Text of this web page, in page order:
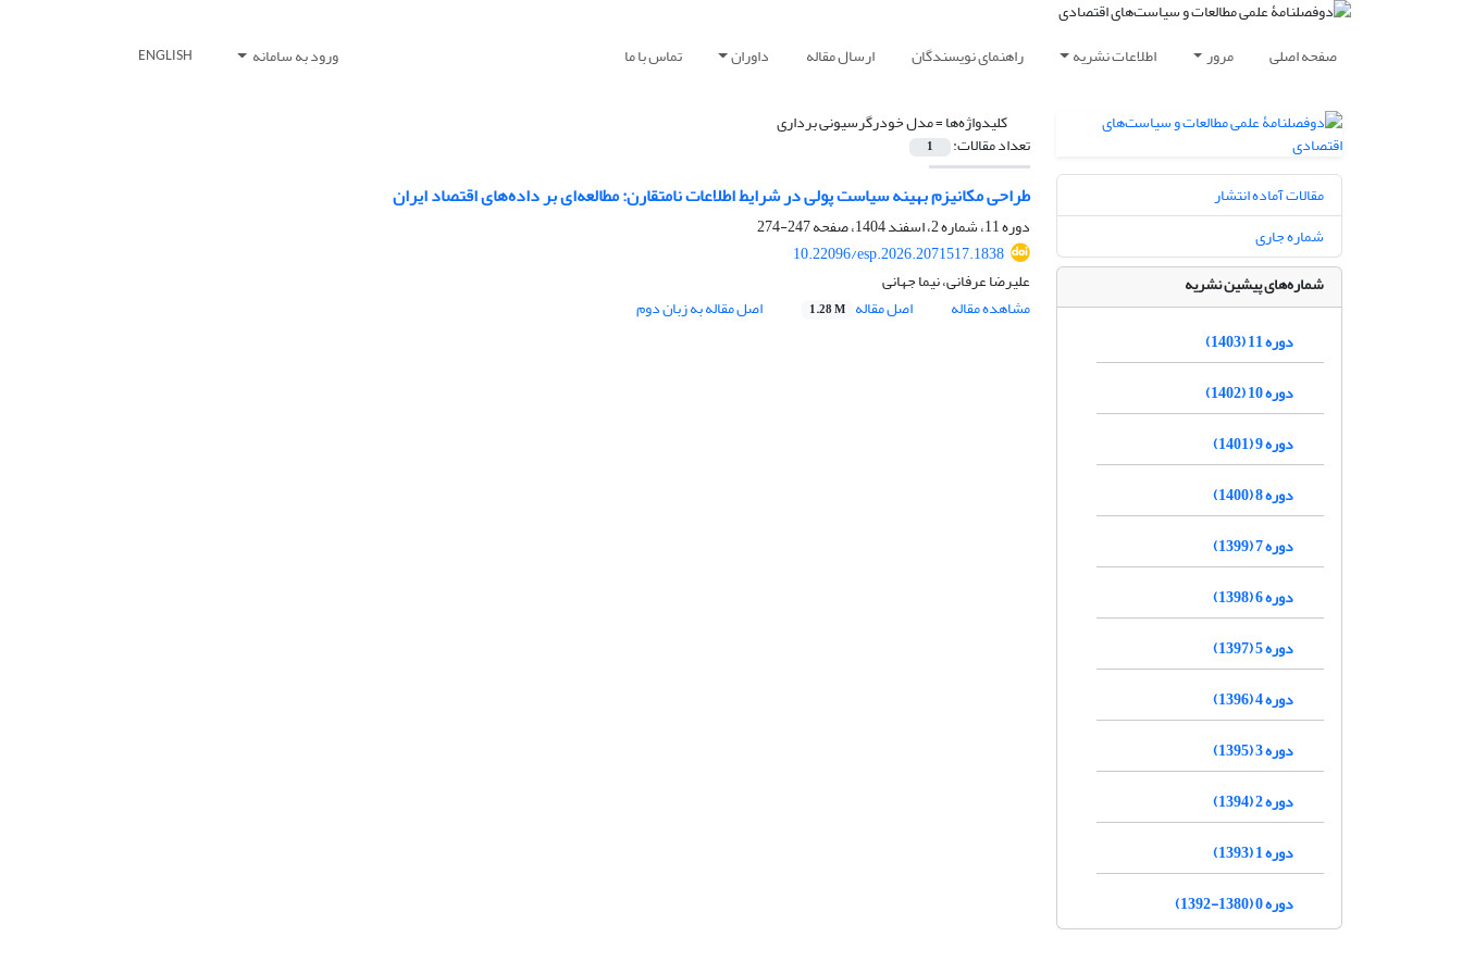
صفحه اصلی مرور اطلاعات نشریه راهنمای نویسندگان ارسال مقاله داوران تماس با ما ورود به سامانه ENGLISH
کلیدواژه‌ها =مدل خودرگرسیونی برداری
تعداد مقالات: 1
طراحی مکانیزم بهینه سیاست پولی در شرایط اطلاعات نامتقارن: مطالعه‌ای بر داده‌های اقتصاد ایران
دوره 11، شماره 2، اسفند 1404، صفحه
247-274
10.22096/esp.2026.2071517.1838
علیرضا عرفانی، نیما جهانی
مشاهده مقاله
اصل مقاله 1.28 M اصل مقاله به زبان دوم
مقالات آماده انتشار
شماره جاری
شماره‌های پیشین نشریه
دوره 11 (1403)
دوره 10 (1402)
دوره 9 (1401)
دوره 8 (1400)
دوره 7 (1399)
دوره 6 (1398)
دوره 5 (1397)
دوره 4 (1396)
دوره 3 (1395)
دوره 2 (1394)
دوره 1 (1393)
دوره 0 (1380-1392)